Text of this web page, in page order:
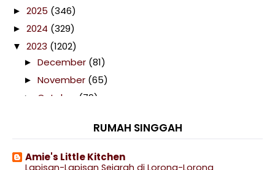
► 2025 (346)
► 2024 (329)
▼ 2023 (1202)
► December (81)
► November (65)
► October (79)
(132)
► July (123)
RUMAH SINGGAH
Amie's Little Kitchen
Lapisan-Lapisan Sejarah di Lorong-Lorong